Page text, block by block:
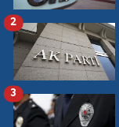
2
3